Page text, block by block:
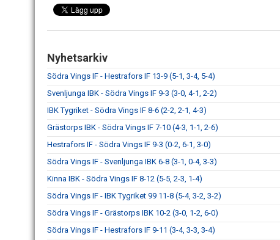
Nyhetsarkiv
Södra Vings IF - Hestrafors IF 13-9 (5-1, 3-4, 5-4)
Svenljunga IBK - Södra Vings IF 9-3 (3-0, 4-1, 2-2)
IBK Tygriket - Södra Vings IF 8-6 (2-2, 2-1, 4-3)
Grästorps IBK - Södra Vings IF 7-10 (4-3, 1-1, 2-6)
Hestrafors IF - Södra Vings IF 9-3 (0-2, 6-1, 3-0)
Södra Vings IF - Svenljunga IBK 6-8 (3-1, 0-4, 3-3)
Kinna IBK - Södra Vings IF 8-12 (5-5, 2-3, 1-4)
Södra Vings IF - IBK Tygriket 99 11-8 (5-4, 3-2, 3-2)
Södra Vings IF - Grästorps IBK 10-2 (3-0, 1-2, 6-0)
Södra Vings IF - Hestrafors IF 9-11 (3-4, 3-3, 3-4)